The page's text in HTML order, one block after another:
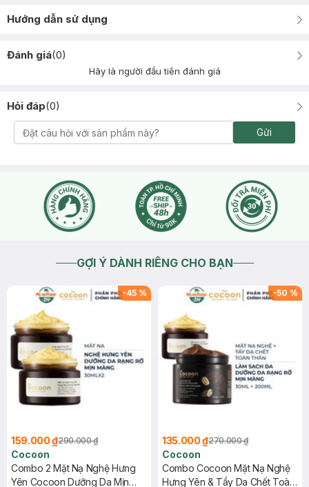
Hướng dẫn sử dụng
Đánh giá(0)
Hãy là người đầu tiên đánh giá
Hỏi đáp(0)
Gửi
GỢI Ý DÀNH RIÊNG CHO BẠN
-45 %
159.000 ₫290.000 ₫
Cocoon
Combo 2 Mặt Nạ Nghệ Hưng
Yên Cocoon Dưỡng Da Mịn
-50 %
135.000 ₫270.000 ₫
Cocoon
Combo Cocoon Mặt Nạ Nghệ
Hưng Yên & Tẩy Da Chết Toàn